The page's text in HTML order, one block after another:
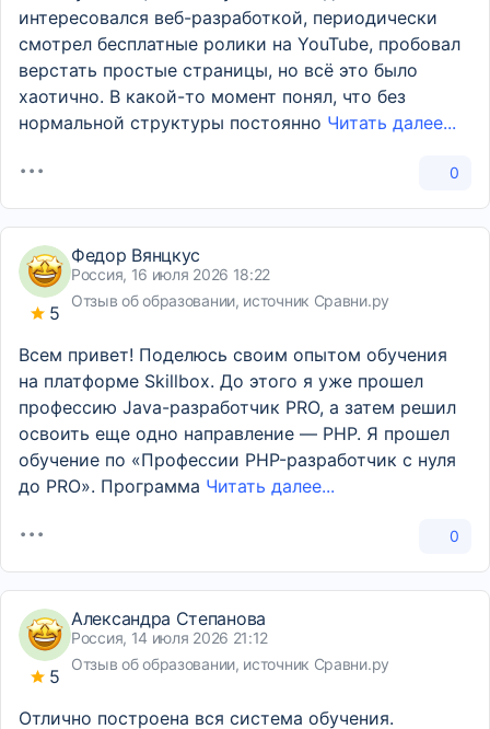
интересовался веб-разработкой, периодически
смотрел бесплатные ролики на YouTube, пробовал
верстать простые страницы, но всё это было
хаотично. В какой-то момент понял, что без
нормальной структуры постоянно Читать далее...
0
5
Федор Вянцкус
Россия, 16 июля 2026 18:22
Отзыв об образовании, источник Сравни.ру
Всем привет! Поделюсь своим опытом обучения
на платформе Skillbox. До этого я уже прошел
профессию Java-разработчик PRO, а затем решил
освоить еще одно направление — PHP. Я прошел
обучение по «Профессии PHP-разработчик с нуля
до PRO». Программа Читать далее...
0
5
Александра Степанова
Россия, 14 июля 2026 21:12
Отзыв об образовании, источник Сравни.ру
Отлично построена вся система обучения.